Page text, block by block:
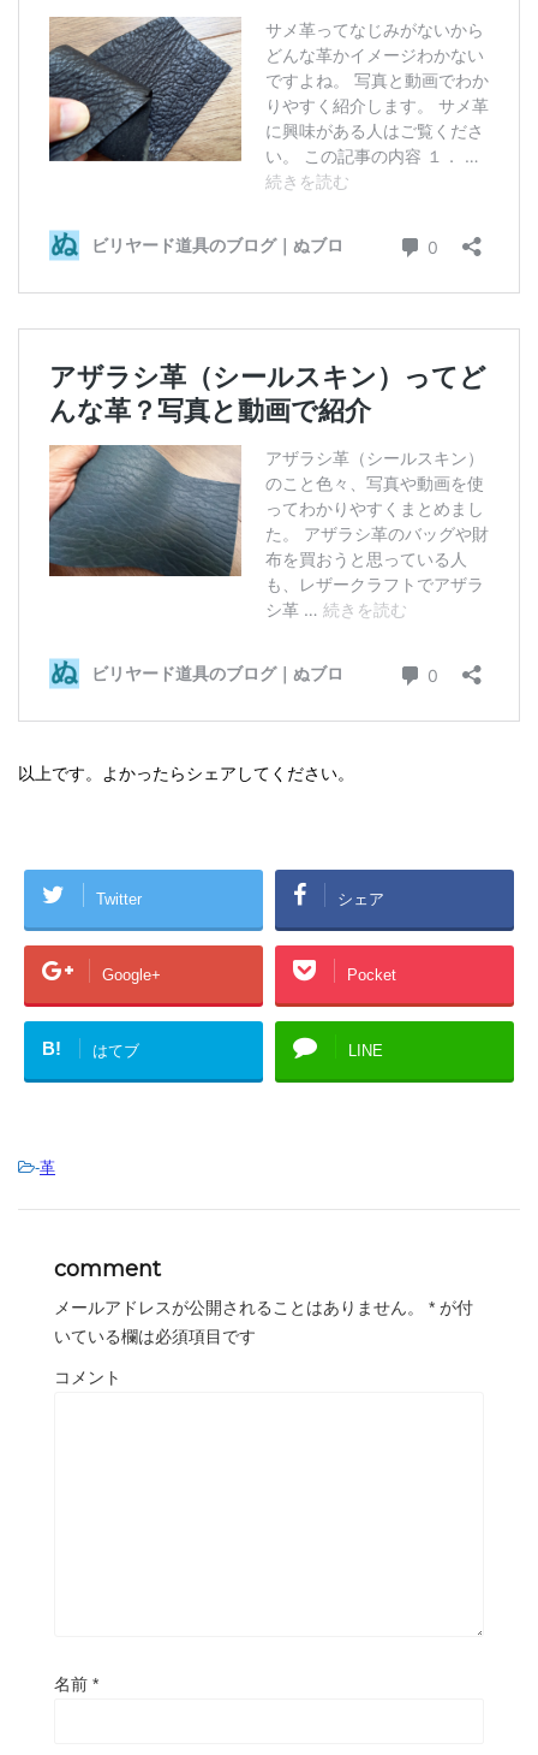
以上です。よかったらシェアしてください。
Twitter シェア
Google+ Pocket
B! はてブ LINE
-革
comment
メールアドレスが公開されることはありません。 * が付
いている欄は必須項目です
コメント
名前 *